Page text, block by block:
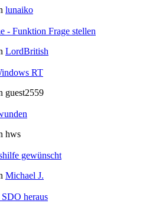
lunaiko
- Funktion Frage stellen
LordBritish
RT
guest2559
hws
gewünscht
Michael J.
heraus